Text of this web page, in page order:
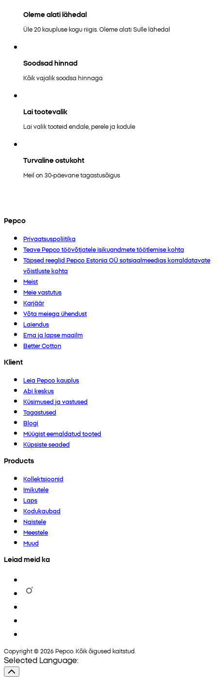
Oleme alati lähedal
Üle 20 kaupluse kogu riigis. Oleme alati Sulle lähedal
Soodsad hinnad
Kõik vajalik soodsa hinnaga
Lai tootevalik
Lai valik tooteid endale, perele ja kodule
Turvaline ostukoht
Meil on 30-päevane tagastusõigus
Pepco
Privaatsuspoliitika
Teave Pepco töövõtjatele isikuandmete töötlemise kohta
Täpsed reeglid Pepco Estonia OÜ sotsiaalmeedias korraldatavate
võistluste kohta
Meist
Meie vastutus
Karjäär
Võta meiega ühendust
Laiendus
Ema ja lapse maailm
Better Cotton
Klient
Leia Pepco kauplus
Abi keskus
Küsimused ja vastused
Tagastused
Blogi
Müügist eemaldatud tooted
Küpsiste seaded
Products
Kollektsioonid
Imikutele
Laps
Kodukaubad
Naistele
Meestele
Muud
Leiad meid ka
Copyright © 2026 Pepco. Kõik õigused kaitstud.
Selected Language: